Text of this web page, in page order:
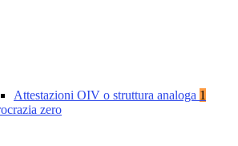
Attestazioni OIV o struttura analoga 1
zero